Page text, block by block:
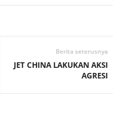
Berita seterusnya
JET CHINA LAKUKAN AKSI
AGRESI